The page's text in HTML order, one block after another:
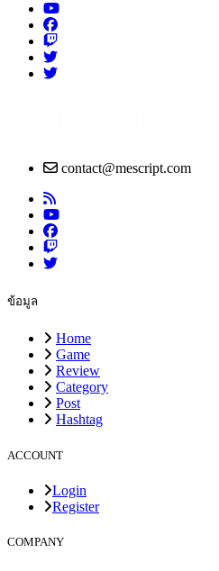
contact@mescript.com
ข้อมูล
Home
Game
Review
Category
Post
Hashtag
ACCOUNT
Login
Register
COMPANY